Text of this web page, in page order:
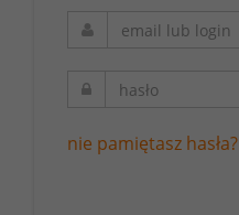
nie pamiętasz hasła?